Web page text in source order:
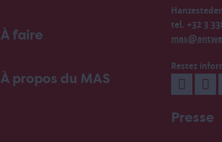
À faire
À propos du MAS
tel. +32 3
Restez
Presse